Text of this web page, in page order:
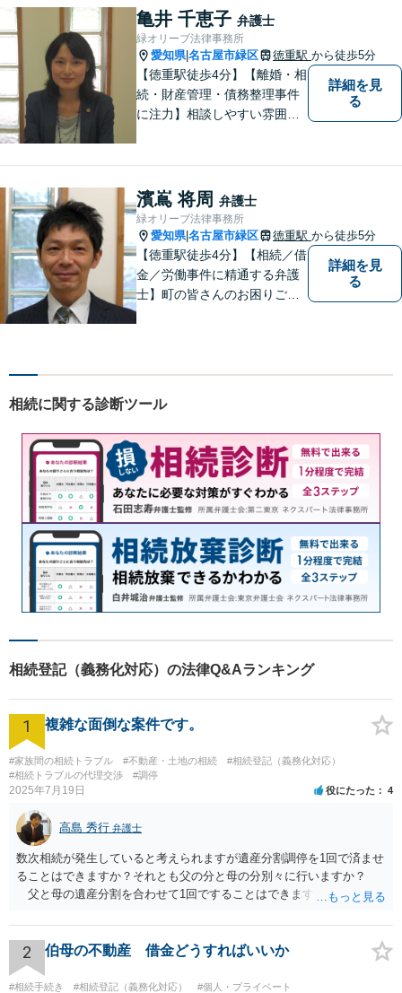
ら、お早めにご相談くださ
い。【JR在来線「刈谷駅」4
分】【駐車場あり】
亀井 千恵子 弁護士
緑オリーブ法律事務所
愛知県|名古屋市緑区 徳重駅 から徒歩5分
【徳重駅徒歩4分】【離婚・相
続・財産管理・債務整理事件
に注力】相談しやすい雰囲気
詳細を見
る
濱嶌 将周 弁護士
緑オリーブ法律事務所
愛知県|名古屋市緑区 徳重駅 から徒歩5分
【徳重駅徒歩4分】【相続／借
金／労働事件に精通する弁護
士】町の皆さんのお困りごと
バー等の情報問題にも意欲高
があれば。お気軽にご相談く
ださい。
詳細を見
る
相続に関する診断ツール
相続登記（義務化対応）の法律Q&Aランキング
1 複雑な面倒な案件です。
#家族間の相続トラブル #不動産・土地の相続
#相続登記（義務化対応）
#相続トラブルの代理交渉
#調停
2025年7月19日 役にたった 4
高島 秀行 弁護士
数次相続が発生していると考えられますが遺産分割調停を1回で済ませ
ることはできますか？それとも父の分と母の分別々に行いますか？
父と母の遺産分割を合わせて1回ですることはできます。 お金がな
ょうか？ 兄が無視している理由は関わりなくない、もしくは嫌がら
せだと思います。兄は両親ともの葬儀には来ていません。兄の現住所
はプロにお願いして探してもらおうと思います。 弁護士に遺産分割
を依頼せず兄の住所だけ調べてもらうことは難しいです。 お金がな
2 伯母の不動産 借金どうすればいいか
#相続手続き #相続登記（義務化対応）
#個人・プライベート